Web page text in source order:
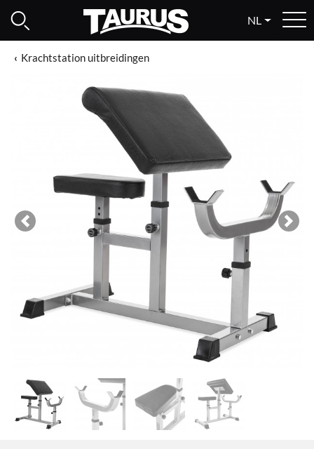
NL
Krachtstation uitbreidingen
Previous Next